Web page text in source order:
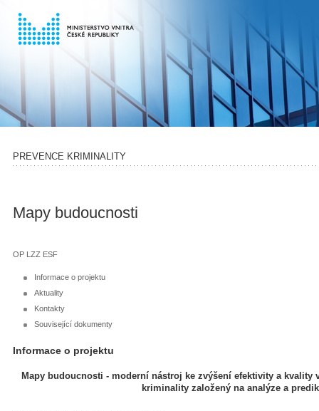
PREVENCE KRIMINALITY
Mapy budoucnosti
OP LZZ ESF
Informace o projektu
Aktuality
Kontakty
Související dokumenty
Informace o projektu
Mapy budoucnosti - moderní nástroj ke zvýšení efektivity a kvality
kriminality založený na analýze a